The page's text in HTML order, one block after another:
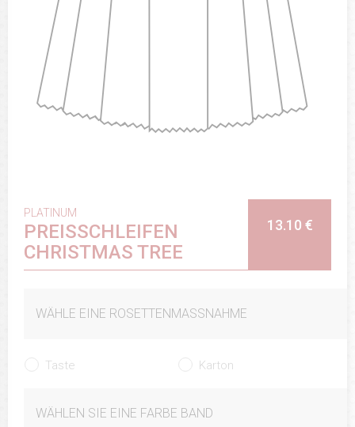
PLATINUM
PREISSCHLEIFEN
CHRISTMAS TREE
13.10 €
WÄHLE EINE ROSETTENMASSNAHME
Taste Karton
WÄHLEN SIE EINE FARBE BAND